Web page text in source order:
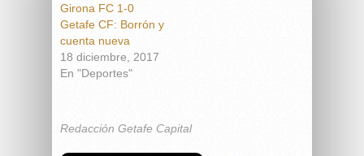
Girona FC 1-0
Getafe CF: Borrón y
cuenta nueva
18 diciembre, 2017
En "Deportes"
Redacción Getafe Capital